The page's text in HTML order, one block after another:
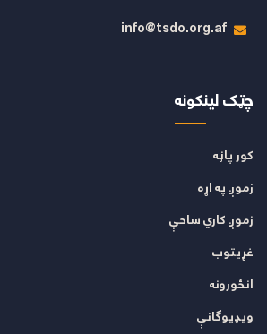
info@tsdo.org.af
چټک لینکونه
کور پاڼه
زموږ په اړه
زموږ کاري ساحې
غړیتوب
انځورونه
ویډیوګانې